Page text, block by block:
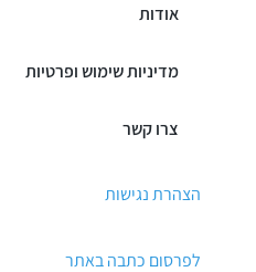
אודות
מדיניות שימוש ופרטיות
צרו קשר
הצהרת נגישות
לפרסום כתבה באתר